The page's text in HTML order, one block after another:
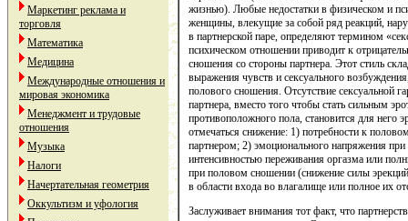
Маркетинг реклама и
торговля
Математика
Медицина
Международные отношения и
мировая экономика
Менеджмент и трудовые
отношения
Музыка
Налоги
Начертательная геометрия
Оккультизм и уфология
жизнью). Любые недостатки в физическом и
женщины, влекущие за собой ряд реакций,
в партнерской паре, определяют термином
психическом отношении приводит к
сношения со стороны партнера. Этот стиль
выражения чувств и сексуального
полового сношения. Отсутствие сексуальной
партнера, вместо того чтобы стать сильным
противоположного пола, становится для него
отмечаться снижение: 1) потребности к
партнером; 2) эмоционального напряжения
интенсивностью переживания оргазма или
при половом сношении (снижение силы
в области входа во влагалище или полное их
Заслуживает внимания тот факт, что